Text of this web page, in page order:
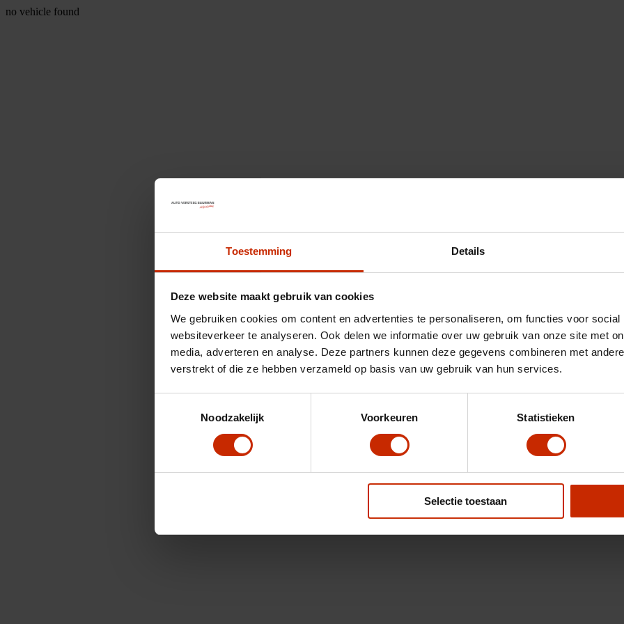
Toestemming Details
Deze website maakt gebruik van cookies
We gebruiken cookies om content en advertenties te personaliseren, om functies voor
websiteverkeer te analyseren. Ook delen we informatie over uw gebruik van onze site met
media, adverteren en analyse. Deze partners kunnen deze gegevens combineren met
verstrekt of die ze hebben verzameld op basis van uw gebruik van hun services.
Noodzakelijk
Voorkeuren Statistieken
Selectie toestaan
no vehicle found